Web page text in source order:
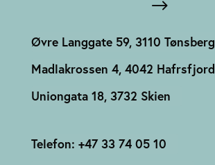
Øvre Langgate 59, 3110 Tønsberg
Madlakrossen 4, 4042 Hafrsfjord
Uniongata 18, 3732 Skien
Telefon: +47 33 74 05 10